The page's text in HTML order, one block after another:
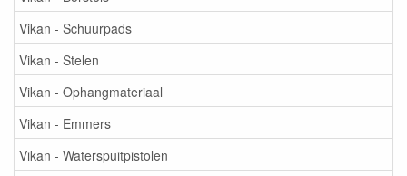
Vikan - Schuurpads
Vikan - Stelen
Vikan - Ophangmateriaal
Vikan - Emmers
Vikan - Waterspuitpistolen